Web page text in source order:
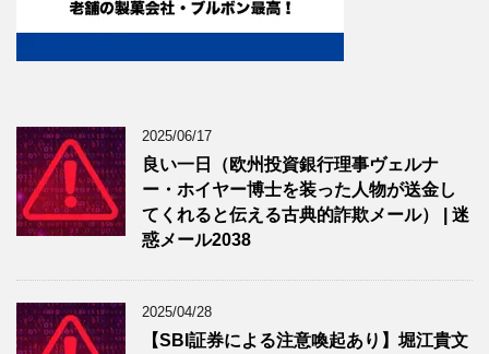
2025/06/17
良い一日（欧州投資銀行理事ヴェルナ
ー・ホイヤー博士を装った人物が送金し
てくれると伝える古典的詐欺メール） | 迷
惑メール2038
2025/04/28
【SBI証券による注意喚起あり】堀江貴文